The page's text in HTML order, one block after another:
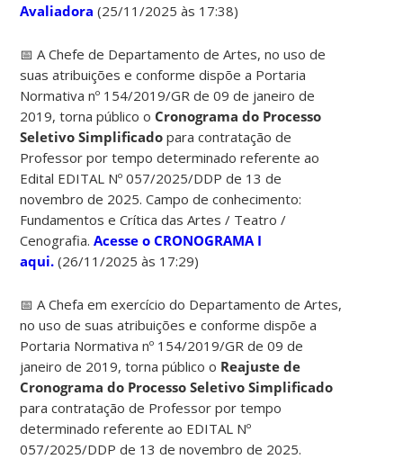
Avaliadora (25/11/2025 às 17:38)
📅 A Chefe de Departamento de Artes, no uso de
suas atribuições e conforme dispõe a Portaria
Normativa nº 154/2019/GR de 09 de janeiro de
2019, torna público o Cronograma do Processo
Seletivo Simplificado para contratação de
Professor por tempo determinado referente ao
Edital EDITAL Nº 057/2025/DDP de 13 de
novembro de 2025. Campo de conhecimento:
Fundamentos e Crítica das Artes / Teatro /
Cenografia.Acesse o CRONOGRAMA I
aqui. (26/11/2025 às 17:29)
📅 A Chefa em exercício do Departamento de Artes,
no uso de suas atribuições e conforme dispõe a
Portaria Normativa nº 154/2019/GR de 09 de
janeiro de 2019, torna público o Reajuste de
Cronograma do Processo Seletivo Simplificado
para contratação de Professor por tempo
determinado referente ao EDITAL Nº
057/2025/DDP de 13 de novembro de 2025.